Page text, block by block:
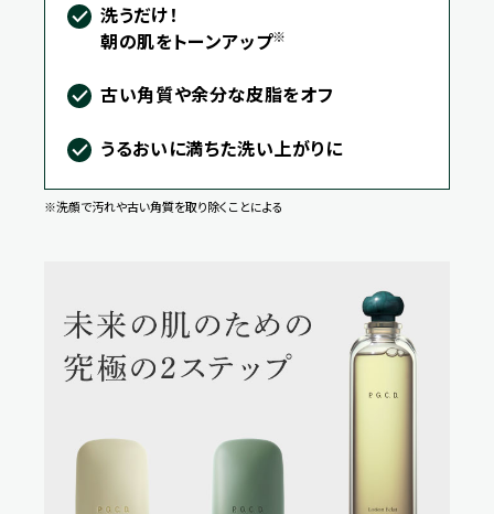
洗うだけ！
朝の肌をトーンアップ※
古い角質や余分な皮脂をオフ
うるおいに満ちた洗い上がりに
※洗顔で汚れや古い角質を取り除くことによる